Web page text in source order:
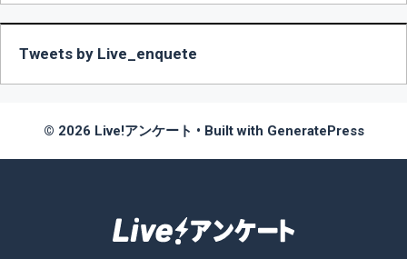
Tweets by Live_enquete
© 2026 Live!アンケート • Built with GeneratePress